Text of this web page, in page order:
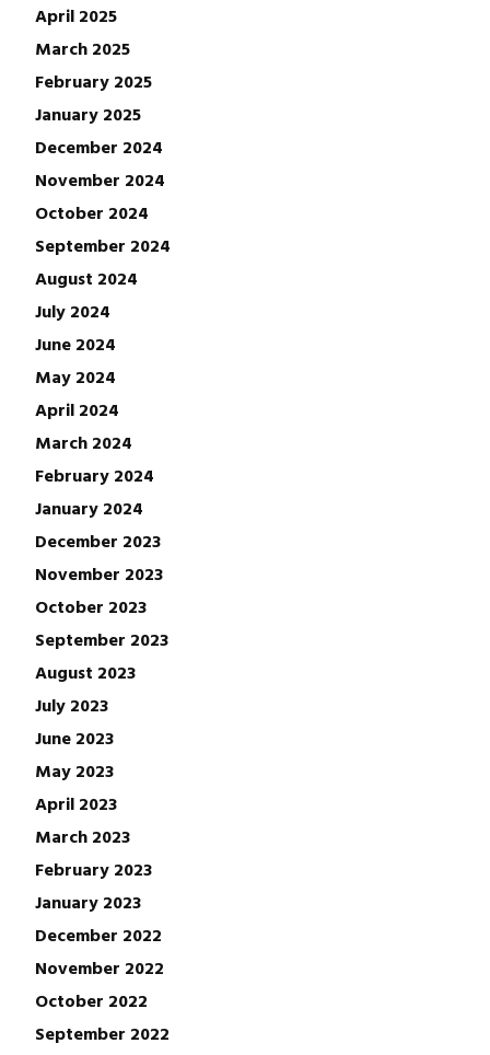
April 2025
March 2025
February 2025
January 2025
December 2024
November 2024
October 2024
September 2024
August 2024
July 2024
June 2024
May 2024
April 2024
March 2024
February 2024
January 2024
December 2023
November 2023
October 2023
September 2023
August 2023
July 2023
June 2023
May 2023
April 2023
March 2023
February 2023
January 2023
December 2022
November 2022
October 2022
September 2022